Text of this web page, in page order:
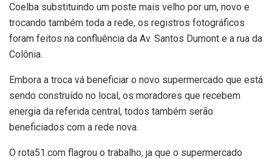
Coelba substituindo um poste mais velho por um, novo e
trocando também toda a rede, os registros fotográficos
foram feitos na confluência da Av. Santos Dumont e a rua da
Colônia.
Embora a troca vá beneficiar o novo supermercado que está
sendo construído no local, os moradores que recebem
energia da referida central, todos também serão
beneficiados com a rede nova.
O rota51.com flagrou o trabalho, ja que o supermercado